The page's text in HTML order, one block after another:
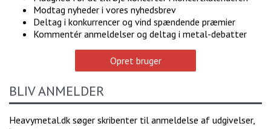
Modtag nyheder i vores nyhedsbrev
Deltag i konkurrencer og vind spændende præmier
Kommentér anmeldelser og deltag i metal-debatter
Opret bruger
BLIV ANMELDER
Heavymetal.dk søger skribenter til anmeldelse af udgivelser,